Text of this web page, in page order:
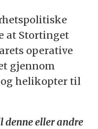
at Stortinget
operative
gjennom
helikopter til
eller andre